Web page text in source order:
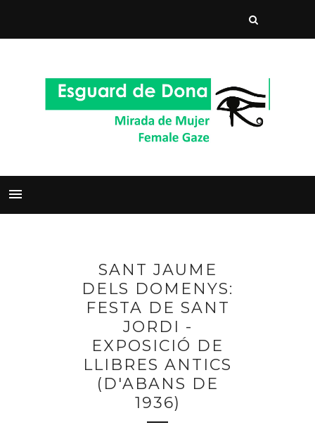
SANT JAUME
DELS DOMENYS:
FESTA DE SANT
JORDI -
EXPOSICIÓ DE
LLIBRES ANTICS
(D'ABANS DE
1936)